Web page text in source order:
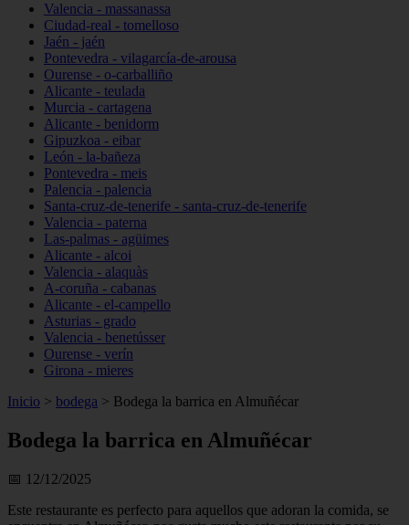
Valencia - massanassa
Ciudad-real - tomelloso
Jaén - jaén
Pontevedra - vilagarcía-de-arousa
Ourense - o-carballiño
Alicante - teulada
Murcia - cartagena
Alicante - benidorm
Gipuzkoa - eibar
León - la-bañeza
Pontevedra - meis
Palencia - palencia
Santa-cruz-de-tenerife - santa-cruz-de-tenerife
Valencia - paterna
Las-palmas - agüimes
Alicante - alcoi
Valencia - alaquàs
A-coruña - cabanas
Alicante - el-campello
Asturias - grado
Valencia - benetússer
Ourense - verín
Girona - mieres
Inicio > bodega > Bodega la barrica en Almuñécar
Bodega la barrica en Almuñécar
📅 12/12/2025
Este restaurante es perfecto para aquellos que adoran la comida, se